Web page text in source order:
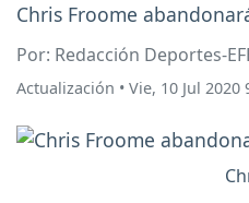
Chris Froome
Por: Redacción Deportes-
Actualización • Vie, 10 Jul 2020